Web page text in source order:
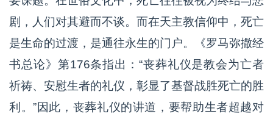
剧，人们对其避而不谈。而在天主教信仰中，死亡
是生命的过渡，是通往永生的门户。《罗马弥撒经
书总论》第176条指出：“丧葬礼仪是教会为亡者
祈祷、安慰生者的礼仪，彰显了基督战胜死亡的胜
利。”因此，丧葬礼仪的讲道，要帮助生者超越对